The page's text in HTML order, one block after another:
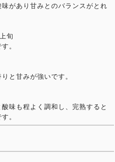
があり甘みとのバランスがとれ
旬
。
と甘みが強いです。
味も程よく調和し、完熟すると
。